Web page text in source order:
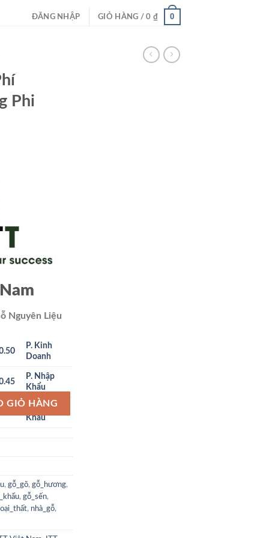
ĐĂNG NHẬP GIỎ HÀNG /0 ₫ 0
Phi
₫.
Nguyên Liệu
P. Kinh
Doanh
P. Nhập
Khẩu
P. Xuất
Khẩu
Phi số lượng
GIỎ HÀNG
, gỗ_gõ, gỗ_hương,
, gỗ_sến,
, nhà_gỗ,